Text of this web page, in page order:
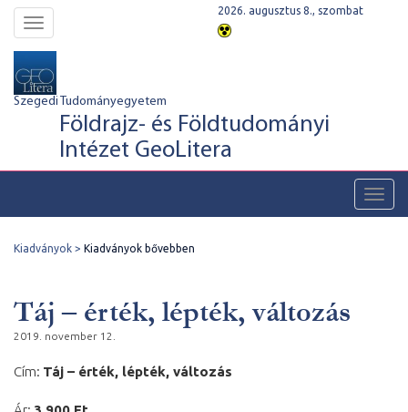
Toggle
navigation
2026. augusztus 8., szombat
Szegedi Tudományegyetem
Földrajz- és Földtudományi
Intézet GeoLitera
Kiadványok Kiadványok bővebben
Táj – érték, lépték, változás
2019. november 12.
Cím: Táj – érték, lépték, változás